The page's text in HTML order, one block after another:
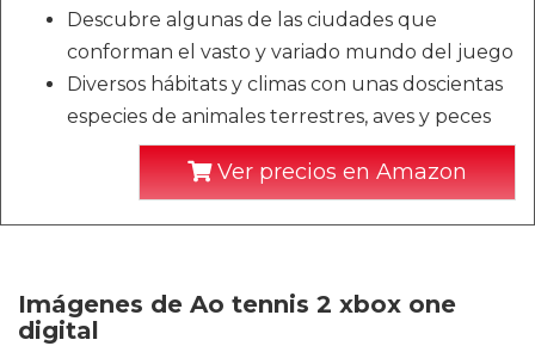
Descubre algunas de las ciudades que
conforman el vasto y variado mundo del juego
Diversos hábitats y climas con unas doscientas
especies de animales terrestres, aves y peces
Ver precios en Amazon
Imágenes de Ao tennis 2 xbox one
digital